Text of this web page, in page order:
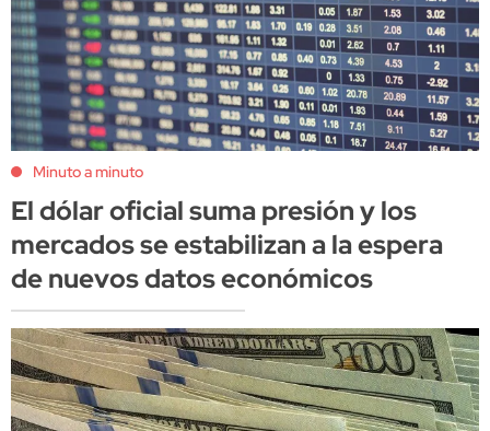
Minuto a minuto
El dólar oficial suma presión y los
mercados se estabilizan a la espera
de nuevos datos económicos